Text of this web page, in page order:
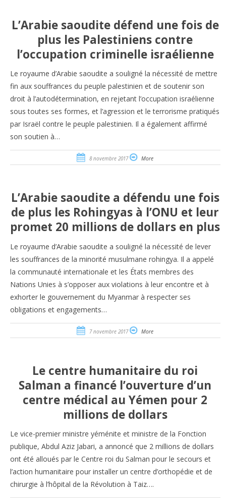
L’Arabie saoudite défend une fois de
plus les Palestiniens contre
l’occupation criminelle israélienne
Le royaume d’Arabie saoudite a souligné la nécessité de mettre
fin aux souffrances du peuple palestinien et de soutenir son
droit à l’autodétermination, en rejetant l’occupation israélienne
sous toutes ses formes, et l’agression et le terrorisme pratiqués
par Israël contre le peuple palestinien. Il a également affirmé
son soutien à…
8 novembre 2017 More
L’Arabie saoudite a défendu une fois
de plus les Rohingyas à l’ONU et leur
promet 20 millions de dollars en plus
Le royaume d’Arabie saoudite a souligné la nécessité de lever
les souffrances de la minorité musulmane rohingya. Il a appelé
la communauté internationale et les États membres des
Nations Unies à s’opposer aux violations à leur encontre et à
exhorter le gouvernement du Myanmar à respecter ses
obligations et engagements…
7 novembre 2017 More
Le centre humanitaire du roi
Salman a financé l’ouverture d’un
centre médical au Yémen pour 2
millions de dollars
Le vice-premier ministre yéménite et ministre de la Fonction
publique, Abdul Aziz Jabari, a annoncé que 2 millions de dollars
ont été alloués par le Centre roi du Salman pour le secours et
l’action humanitaire pour installer un centre d’orthopédie et de
chirurgie à l’hôpital de la Révolution à Taiz….